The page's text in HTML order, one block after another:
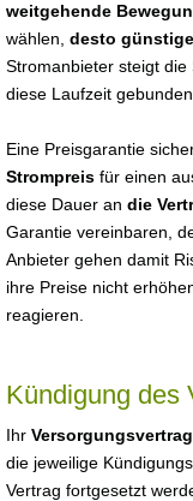
weitgehende
wählen, desto
Stromanbieter steigt
diese Laufzeit gebunden.
Eine Preisgarantie
Strompreis für einen
diese Dauer an die
Garantie vereinbaren,
Anbieter gehen damit
ihre Preise nicht
reagieren.
Kündigung des
Ihr
die jeweilige
Vertrag fortgesetzt